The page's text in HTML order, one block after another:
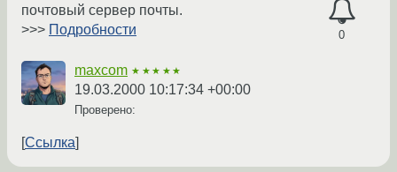
0
почтовый сервер почты.
>>> Подробности
maxcom ★★★★★
19.03.2000 10:17:34 +00:00
Проверено:
Ссылка